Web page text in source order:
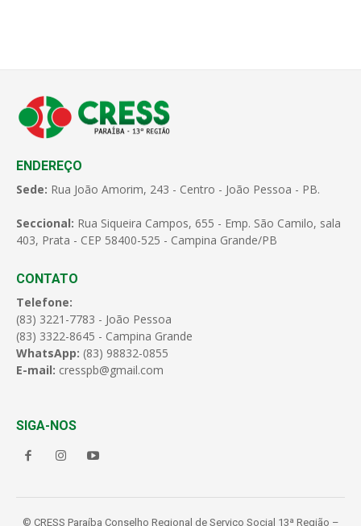
ENDEREÇO
Sede: Rua João Amorim, 243 - Centro - João Pessoa - PB.
Seccional: Rua Siqueira Campos, 655 - Emp. São Camilo, sala
403, Prata - CEP 58400-525 - Campina Grande/PB
CONTATO
Telefone:
(83) 3221-7783 - João Pessoa
(83) 3322-8645 - Campina Grande
WhatsApp: (83) 98832-0855
E-mail: cresspb@gmail.com
SIGA-NOS
© CRESS Paraíba Conselho Regional de Serviço Social 13ª Região –